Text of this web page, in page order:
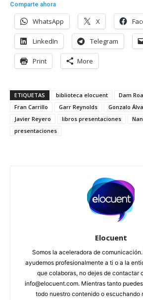
Comparte ahora
WhatsApp X
LinkedIn Telegram
Print More
ETIQUETAS biblioteca elocuent Dam
Fran Carrillo
Garr Reynolds
Gonzalo
Javier Reyero
libros presentaciones
presentaciones
Elocuent
Somos la aceleradora de
ayudemos profesionalmente a ti o a la
que colaboras, no dejes de contactar
info@elocuent.com. Mientras tanto
todo nuestro contenido o escuchando